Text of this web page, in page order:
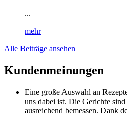
...
mehr
Alle Beiträge ansehen
Kundenmeinungen
Eine große Auswahl an
uns dabei ist. Die Gerichte
ausreichend bemessen. Dank